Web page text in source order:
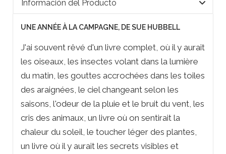
Información del Producto
UNE ANNÉE À LA CAMPAGNE, DE SUE HUBBELL
J'ai souvent rêvé d'un livre complet, où il y aurait
les oiseaux, les insectes volant dans la lumière
du matin, les gouttes accrochées dans les toiles
des araignées, le ciel changeant selon les
saisons, l'odeur de la pluie et le bruit du vent, les
cris des animaux, un livre où on sentirait la
chaleur du soleil, le toucher léger des plantes,
un livre où il y aurait les secrets visibles et